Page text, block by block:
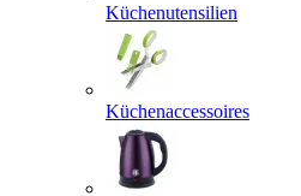
Küchenutensilien
Küchenaccessoires